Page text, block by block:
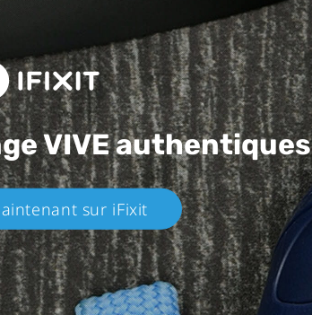
VIVE authentiques​
sur iFixit​